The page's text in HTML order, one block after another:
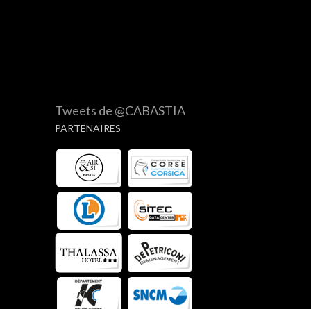
Tweets de @CABASTIA
PARTENAIRES